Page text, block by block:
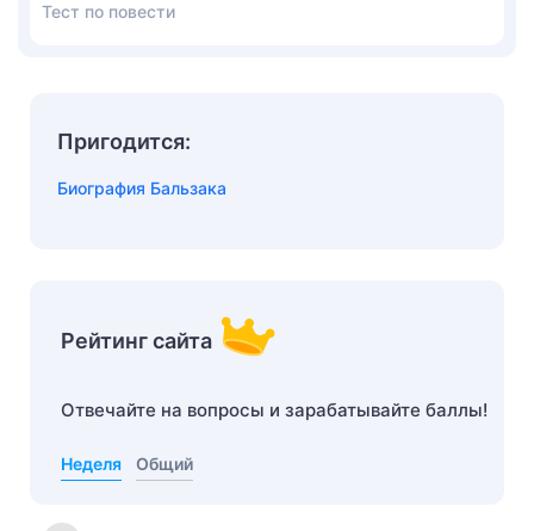
Тест по повести
Пригодится:
Биография Бальзака
Рейтинг сайта
Отвечайте на вопросы и зарабатывайте баллы!
Неделя Общий